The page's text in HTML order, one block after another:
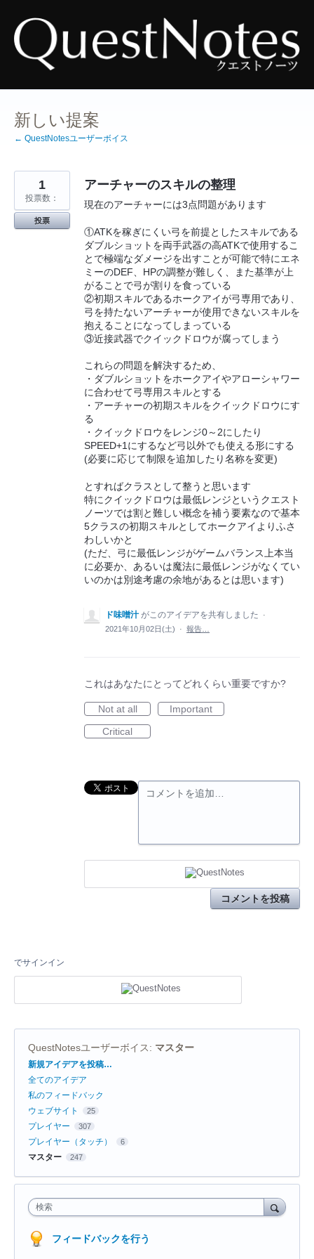
ン
テ
ン
ツ
新しい提案
← QuestNotesユーザーボイス
アーチャーのスキルの整理
現在のアーチャーには3点問題があります
①ATKを稼ぎにくい弓を前提としたスキルである
ダブルショットを両手武器の高ATKで使用するこ
とで極端なダメージを出すことが可能で特にエネ
ミーのDEF、HPの調整が難しく、また基準が上
がることで弓が割りを食っている
②初期スキルであるホークアイが弓専用であり、
弓を持たないアーチャーが使用できないスキルを
抱えることになってしまっている
③近接武器でクイックドロウが腐ってしまう
これらの問題を解決するため、
・ダブルショットをホークアイやアローシャワー
に合わせて弓専用スキルとする
・アーチャーの初期スキルをクイックドロウにす
る
・クイックドロウをレンジ0～2にしたり
SPEED+1にするなど弓以外でも使える形にする
(必要に応じて制限を追加したり名称を変更)
とすればクラスとして整うと思います
特にクイックドロウは最低レンジというクエスト
ノーツでは割と難しい概念を補う要素なので基本
5クラスの初期スキルとしてホークアイよりふさ
わしいかと
(ただ、弓に最低レンジがゲームバランス上本当
に必要か、あるいは魔法に最低レンジがなくてい
いのかは別途考慮の余地があるとは思います)
1
投票数：
投票
ド味噌汁 がこのアイデアを共有しました
·
2021年10月02日(土)
· 報告…
これはあなたにとってどれくらい重要ですか?
Not at all
Important
Critical
コメントを追加…
コメントを投稿
でサインイン
QuestNotesユーザーボイス: マスター
カ
ゴ
リ
新規アイデアを投稿…
全てのアイデア
私のフィードバック
ウェブサイト
25
プレイヤー 307
プレイヤー（タッチ） 6
マスター 247
検索
フィードバックを行う